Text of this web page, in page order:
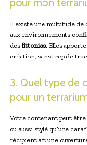
pour mon
Il existe une multitude de
aux environnements
desfittonias. Elles
création, sans trop de
3. Quel type de
pour un
Votre contenant peut être
ou aussi stylé qu’une
récipient ait une